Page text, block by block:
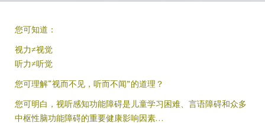
您可知道：
视力≠视觉
听力≠听觉
您可理解“视而不见，听而不闻”的道理？
您可明白，视听感知功能障碍是儿童学习困难、言语障碍和众多
中枢性脑功能障碍的重要健康影响因素…